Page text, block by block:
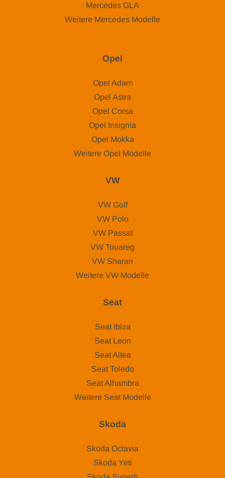
Mercedes GLA
Weitere Mercedes Modelle
Opel
Opel Adam
Opel Astra
Opel Corsa
Opel Insignia
Opel Mokka
Weitere Opel Modelle
VW
VW Golf
VW Polo
VW Passat
VW Touareg
VW Sharan
Weitere VW Modelle
Seat
Seat Ibiza
Seat Leon
Seat Altea
Seat Toledo
Seat Alhambra
Weitere Seat Modelle
Skoda
Skoda Octavia
Skoda Yeti